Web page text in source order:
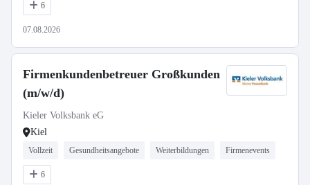
6
07.08.2026
Firmenkundenbetreuer Großkunden
(m/w/d)
Kieler Volksbank eG
Kiel
Vollzeit Gesundheitsangebote Weiterbildungen Firmenevents
6